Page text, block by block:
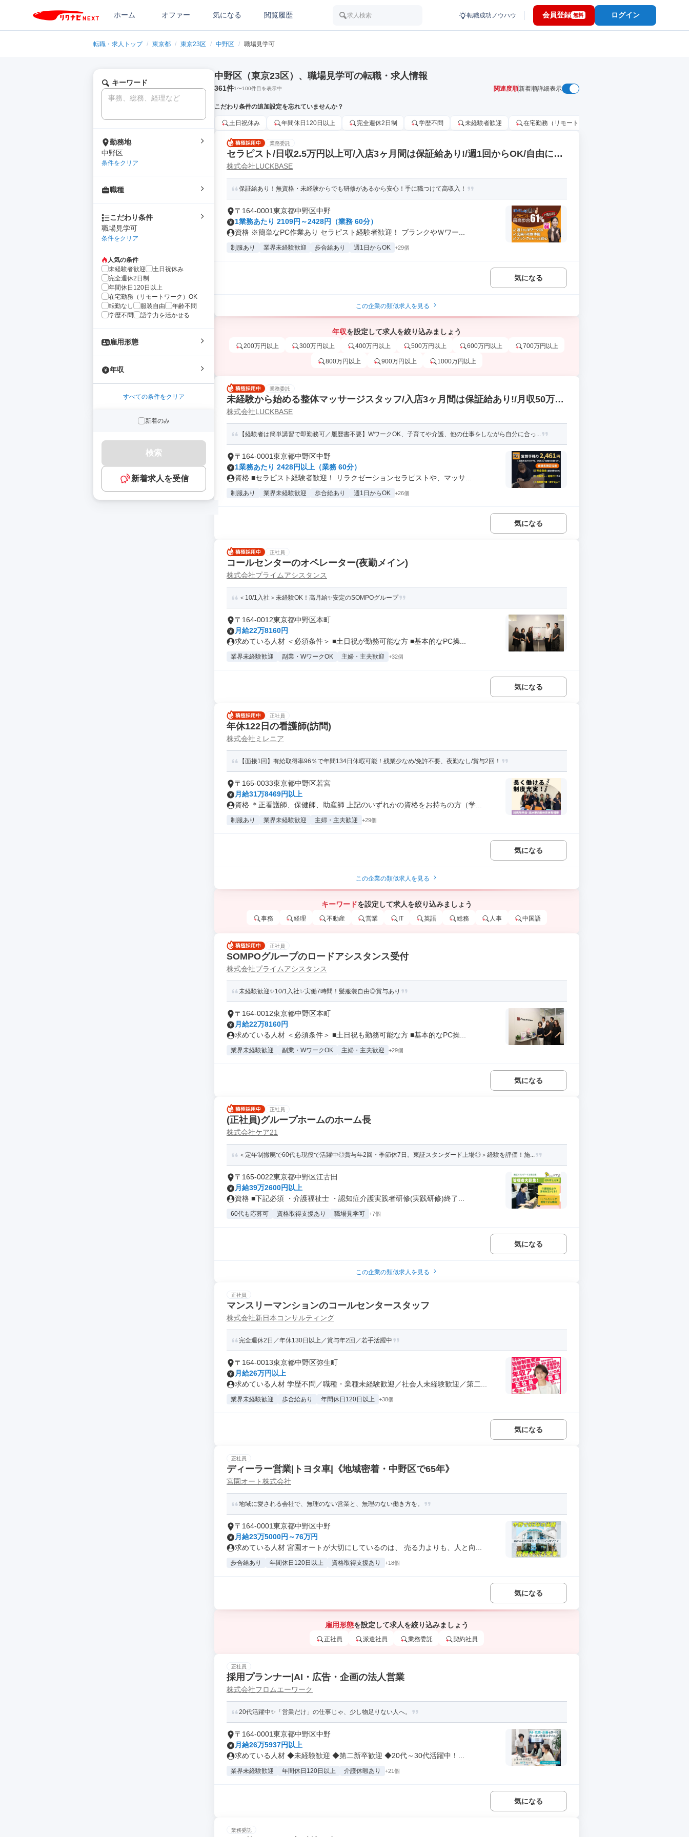
ホーム オファー 気になる 閲覧履歴 求人検索 転職成功ノウハウ 会員登録 無料 ログイン
転職・求人トップ / 東京都 / 東京23区 / 中野区 / 職場見学可
キーワード
勤務地
中野区
条件をクリア
職種
こだわり条件
職場見学可
条件をクリア
人気の条件
未経験者歓迎
土日祝休み
完全週休2日制
年間休日120日以上
在宅勤務（リモートワーク）OK
転勤なし
服装自由
年齢不問
学歴不問
語学力を活かせる
雇用形態
年収
すべての条件をクリア
新着のみ
検索
新着求人を受信
中野区（東京23区）、職場見学可の転職・求人情報
361件1〜100件目を表示中 関連度順新着順詳細表示
こだわり条件の追加設定を忘れていませんか？
土日祝休み 年間休日120日以上 完全週休2日制 学歴不問 未経験者歓迎 在宅勤務（リモートワーク）OK
業務委託
セラピスト/日収2.5万円以上可/入店3ヶ月間は保証給あり!/週1回からOK/自由に稼
げる
株式会社LUCKBASE
保証給あり！無資格・未経験からでも研修があるから安心！手に職つけて高収入！
〒164-0001東京都中野区中野
1業務あたり 2109円～2428円（業務 60分）
資格 ※簡単なPC作業あり セラピスト経験者歓迎！ ブランクやＷワー...
制服あり 業界未経験歓迎 歩合給あり 週1日からOK +29個
気になる
この企業の類似求人を見る
年収を設定して求人を絞り込みましょう
200万円以上 300万円以上 400万円以上 500万円以上 600万円以上 700万円以上
800万円以上 900万円以上 1000万円以上
業務委託
未経験から始める整体マッサージスタッフ/入店3ヶ月間は保証給あり!/月収50万円
以上可/働き方自由!
株式会社LUCKBASE
【経験者は簡単講習で即勤務可／履歴書不要】WワークOK、子育てや介護、他の仕事をしながら自分に合っ...
〒164-0001東京都中野区中野
1業務あたり 2428円以上（業務 60分）
資格 ■セラピスト経験者歓迎！ リラクゼーションセラピストや、マッサ...
制服あり 業界未経験歓迎 歩合給あり 週1日からOK +26個
気になる
正社員
コールセンターのオペレーター(夜勤メイン)
株式会社プライムアシスタンス
＜10/1入社＞未経験OK！高月給✨安定のSOMPOグループ
〒164-0012東京都中野区本町
月給22万8160円
求めている人材 ＜必須条件＞ ■土日祝が勤務可能な方 ■基本的なPC操...
業界未経験歓迎 副業・WワークOK 主婦・主夫歓迎 +32個
気になる
正社員
年休122日の看護師(訪問)
株式会社ミレニア
【面接1回】有給取得率96％で年間134日休暇可能！残業少なめ/免許不要、夜勤なし/賞与2回！
〒165-0033東京都中野区若宮
月給31万8469円以上
資格 ＊正看護師、保健師、助産師 上記のいずれかの資格をお持ちの方（学...
制服あり 業界未経験歓迎 主婦・主夫歓迎 +29個
気になる
この企業の類似求人を見る
キーワードを設定して求人を絞り込みましょう
事務 経理 不動産 営業 IT 英語 総務 人事 中国語
正社員
SOMPOグループのロードアシスタンス受付
株式会社プライムアシスタンス
未経験歓迎✨10/1入社✨実働7時間！髪服装自由◎賞与あり
〒164-0012東京都中野区本町
月給22万8160円
求めている人材 ＜必須条件＞ ■土日祝も勤務可能な方 ■基本的なPC操...
業界未経験歓迎 副業・WワークOK 主婦・主夫歓迎 +29個
気になる
正社員
(正社員)グループホームのホーム長
株式会社ケア21
＜定年制撤廃で60代も現役で活躍中◎賞与年2回・季節休7日。東証スタンダード上場◎＞経験を評価！施...
〒165-0022東京都中野区江古田
月給39万2600円以上
資格 ■下記必須 ・介護福祉士 ・認知症介護実践者研修(実践研修)終了...
60代も応募可 資格取得支援あり 職場見学可 +7個
気になる
この企業の類似求人を見る
正社員
マンスリーマンションのコールセンタースタッフ
株式会社新日本コンサルティング
完全週休2日／年休130日以上／賞与年2回／若手活躍中
〒164-0013東京都中野区弥生町
月給26万円以上
求めている人材 学歴不問／職種・業種未経験歓迎／社会人未経験歓迎／第二...
業界未経験歓迎 歩合給あり 年間休日120日以上 +38個
気になる
正社員
ディーラー営業|トヨタ車|《地域密着・中野区で65年》
宮園オート株式会社
地域に愛される会社で、無理のない営業と、無理のない働き方を。
〒164-0001東京都中野区中野
月給23万5000円～76万円
求めている人材 宮園オートが大切にしているのは、 売る力よりも、人と向...
歩合給あり 年間休日120日以上 資格取得支援あり +18個
気になる
雇用形態を設定して求人を絞り込みましょう
正社員 派遣社員 業務委託 契約社員
正社員
採用プランナー|AI・広告・企画の法人営業
株式会社フロムエーワーク
20代活躍中✨「営業だけ」の仕事じゃ、少し物足りない人へ。
〒164-0001東京都中野区中野
月給26万5937円以上
求めている人材 ◆未経験歓迎 ◆第二新卒歓迎 ◆20代～30代活躍中！...
業界未経験歓迎 年間休日120日以上 介護休暇あり +21個
気になる
業務委託